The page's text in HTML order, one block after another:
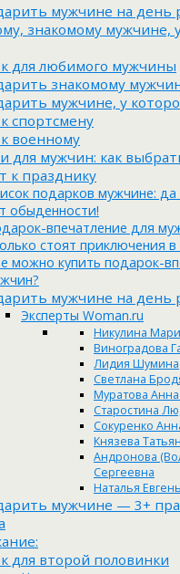
мужчине на
знакомому мужчине,
для любимого мужчины
знакомому
мужчине, у
спортсмену
военному
для мужчин: как
к празднику
подарков мужчине: да
обыденности!
впечатление для
стоят приключения
можно купить подарок-
мужчине на день
Эксперты Woman.ru
Никулина
Виноградова
Лидия Шумина
Светлана
Муратова
Старостина
Сокуренко
Князева
Андронова
Сергеевна
Наталья
мужчине — 3+
для второй половинки